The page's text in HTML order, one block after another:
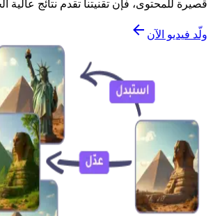
قصيرة للمحتوى، فإن تقنيتنا تقدم نتائج عالية
ولّد فيديو الآن